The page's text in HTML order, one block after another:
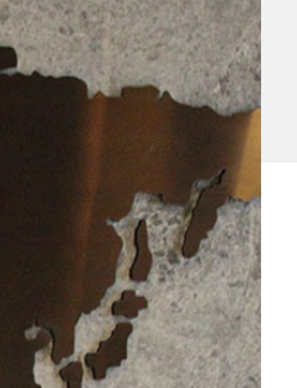
llave en Mano